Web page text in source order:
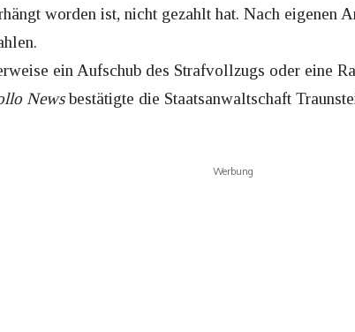
worden ist, nicht gezahlt hat. Nach eigenen
ein Aufschub des Strafvollzugs oder eine
Newsbestätigte die Staatsanwaltschaft
Werbung